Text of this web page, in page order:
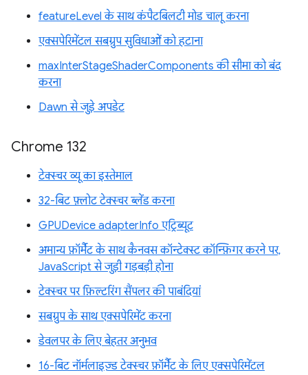
featureLevel के साथ कंपैटबिलटी मोड चालू करना
एक्सपेरिमेंटल सबग्रुप सुविधाओं को हटाना
maxInterStageShaderComponents की सीमा को बंद
करना
Dawn से जुड़े अपडेट
Chrome 132
टेक्स्चर व्यू का इस्तेमाल
32-बिट फ़्लोट टेक्स्चर ब्लेंड करना
GPUDevice adapterInfo एट्रिब्यूट
अमान्य फ़ॉर्मैट के साथ कैनवस कॉन्टेक्स्ट कॉन्फ़िगर करने पर,
JavaScript से जुड़ी गड़बड़ी होना
टेक्स्चर पर फ़िल्टरिंग सैंपलर की पाबंदियां
सबग्रुप के साथ एक्सपेरिमेंट करना
डेवलपर के लिए बेहतर अनुभव
16-बिट नॉर्मलाइज़्ड टेक्स्चर फ़ॉर्मैट के लिए एक्सपेरिमेंटल